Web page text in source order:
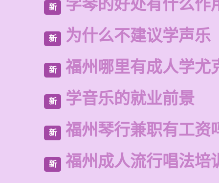
新 学琴的好处有什么作
新 为什么不建议学声乐
新 福州哪里有成人学尤
新 学音乐的就业前景
新 福州琴行兼职有工资
新 福州成人流行唱法培